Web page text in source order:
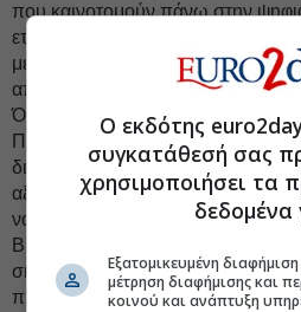
που καινοτομούν πάνω στην
εταιρίες, που εξυπηρετούν
με εμπορική δραστηριότητα
απασχολούν χιλιάδες
Όσο αφορά για τον προσδιορισμό
Πόσο μπορεί να αξιολογηθεί το
δισεκατομμύρια ή ακόμα και
αξία του; Φανταστείτε να
να διαχωριστεί σε 20 εκατομμύρια
Bitcoin). Πόσο θα άξιζε το καθένα;
σκεφτείτε πώς το blockchain, η
προσφέρει το Bitcoin, είναι το νέο,
Ο εκδότης
συγκατάθεσή σας
χρησιμοποιήσει τα
δεδομένα
Εξατομικευμένη
μέτρηση διαφήμισης και
κοινού και ανάπτυξη